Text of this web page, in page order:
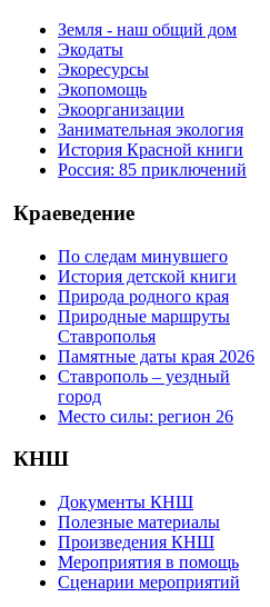
Земля - наш общий дом
Экодаты
Экоресурсы
Экопомощь
Экоорганизации
Занимательная экология
История Красной книги
Россия: 85 приключений
Краеведение
По следам минувшего
История детской книги
Природа родного края
Природные маршруты
Ставрополья
Памятные даты края 2026
Ставрополь – уездный
город
Место силы: регион 26
КНШ
Документы КНШ
Полезные материалы
Произведения КНШ
Мероприятия в помощь
Сценарии мероприятий